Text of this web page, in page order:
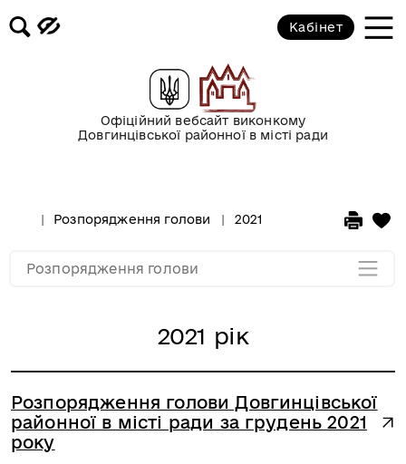
Офіційний вебсайт виконкому
Довгинцівської районної в місті ради
Кабінет
Розпорядження голови 2021 рік
2021 рік
Розпорядження голови Довгинцівської
районної в місті ради за грудень 2021
року
Розпорядження голови